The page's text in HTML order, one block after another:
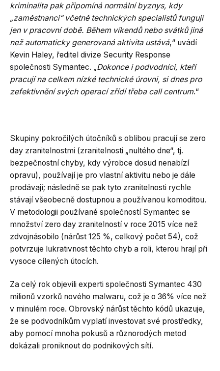
kriminalita pak připomíná normální byznys, kdy
„zaměstnanci“ včetně technických specialistů fungují
jen v pracovní době. Během víkendů nebo svátků jiná
než automaticky generovaná aktivita ustává,“ uvádí
Kevin Haley, ředitel divize Security Response
společnosti Symantec. „Dokonce i podvodníci, kteří
pracují na celkem nízké technické úrovni, si dnes pro
zefektivnění svých operací zřídí třeba call centrum.“
Skupiny pokročilých útočníků s oblibou pracují se zero
day zranitelnostmi (zranitelnosti „nultého dne“, tj.
bezpečnostní chyby, kdy výrobce dosud nenabízí
opravu), používají je pro vlastní aktivitu nebo je dále
prodávají; následně se pak tyto zranitelnosti rychle
stávají všeobecně dostupnou a používanou komoditou.
V metodologii používané společností Symantec se
množství zero day zranitelností v roce 2015 více než
zdvojnásobilo (nárůst 125 %, celkový počet 54), což
potvrzuje lukrativnost těchto chyb a roli, kterou hrají při
vysoce cílených útocích.
Za celý rok objevili experti společnosti Symantec 430
milionů vzorků nového malwaru, což je o 36% více než
v minulém roce. Obrovský nárůst těchto kódů ukazuje,
že se podvodníkům vyplatí investovat své prostředky,
aby pomocí mnoha pokusů a různorodých metod
dokázali proniknout do podnikových sítí.